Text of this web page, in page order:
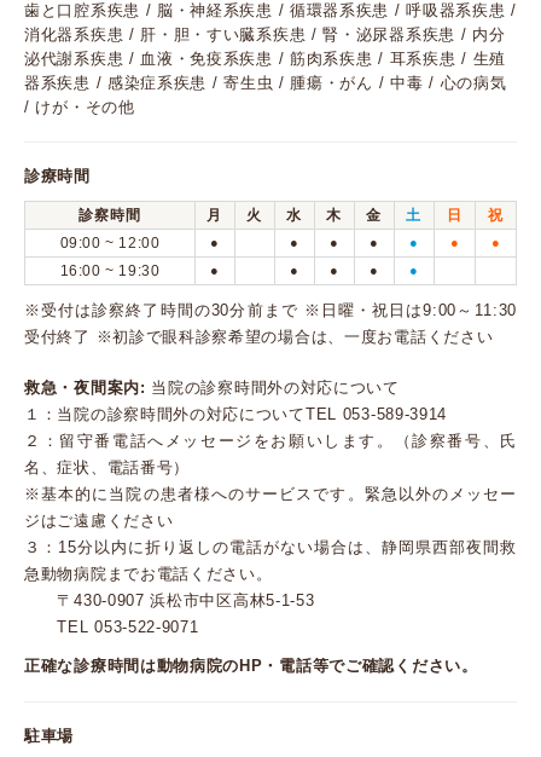
歯と口腔系疾患 / 脳・神経系疾患 / 循環器系疾患 / 呼吸器系疾患 /
消化器系疾患 / 肝・胆・すい臓系疾患 / 腎・泌尿器系疾患 / 内分
泌代謝系疾患 / 血液・免疫系疾患 / 筋肉系疾患 / 耳系疾患 / 生殖
器系疾患 / 感染症系疾患 / 寄生虫 / 腫瘍・がん / 中毒 / 心の病気
/ けが・その他
診療時間
診察時間 月 火 水 木 金 土 日
祝
09:00 ~ 12:00
● ● ● ● ● ● ●
16:00 ~ 19:30 ● ● ● ● ●
※受付は診察終了時間の30分前まで ※日曜・祝日は9:00～11:30
受付終了 ※初診で眼科診察希望の場合は、一度お電話ください
救急・夜間案内: 当院の診察時間外の対応について
１：当院の診察時間外の対応についてTEL 053-589-3914
２：留守番電話へメッセージをお願いします。（診察番号、氏
名、症状、電話番号）
※基本的に当院の患者様へのサービスです。緊急以外のメッセー
ジはご遠慮ください
３：15分以内に折り返しの電話がない場合は、静岡県西部夜間救
急動物病院までお電話ください。
〒430-0907 浜松市中区高林5-1-53
TEL 053-522-9071
正確な診療時間は動物病院のHP・電話等でご確認ください。
駐車場